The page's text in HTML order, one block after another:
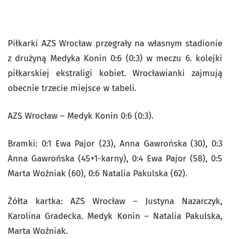
Piłkarki AZS Wrocław przegrały na własnym stadionie
z drużyną Medyka Konin 0:6 (0:3) w meczu 6. kolejki
piłkarskiej ekstraligi kobiet. Wrocławianki zajmują
obecnie trzecie miejsce w tabeli.
AZS Wrocław – Medyk Konin 0:6 (0:3).
Bramki: 0:1 Ewa Pajor (23), Anna Gawrońska (30), 0:3
Anna Gawrońska (45+1-karny), 0:4 Ewa Pajor (58), 0:5
Marta Woźniak (60), 0:6 Natalia Pakulska (62).
Żółta kartka: AZS Wrocław – Justyna Nazarczyk,
Karolina Gradecka. Medyk Konin – Natalia Pakulska,
Marta Woźniak.